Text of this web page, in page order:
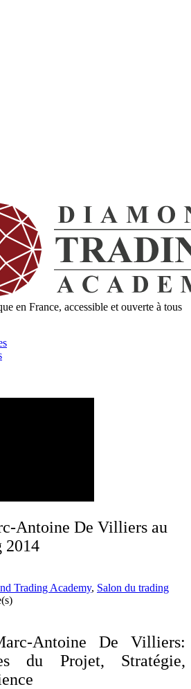
en France, accessible et ouverte à tous
Antoine De Villiers au
2014
Trading Academy, Salon du trading
Antoine De Villiers:
du Projet, Stratégie,